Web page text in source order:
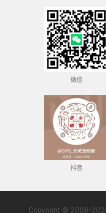
微信
抖音
Copyright © 2008-